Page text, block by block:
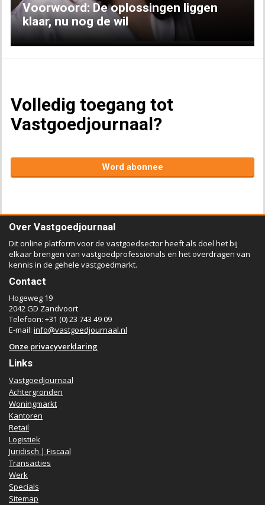
Voorwoord: De oplossingen liggen
klaar, nu nog de wil
Volledig toegang tot
Vastgoedjournaal?
Word abonnee
Over Vastgoedjournaal
Dit online platform voor de vastgoedsector heeft als doel het bij
elkaar brengen van vastgoedprofessionals en het overdragen van
kennis in de gehele vastgoedmarkt.
Contact
Hogeweg 19
2042 GD Zandvoort
Telefoon: +31 (0) 23 743 49 09
E-mail: info@vastgoedjournaal.nl
Onze privacyverklaring
Links
Vastgoedjournaal
Achtergronden
Woningmarkt
Kantoren
Retail
Logistiek
Juridisch | Fiscaal
Transacties
Werk
Specials
Sitemap